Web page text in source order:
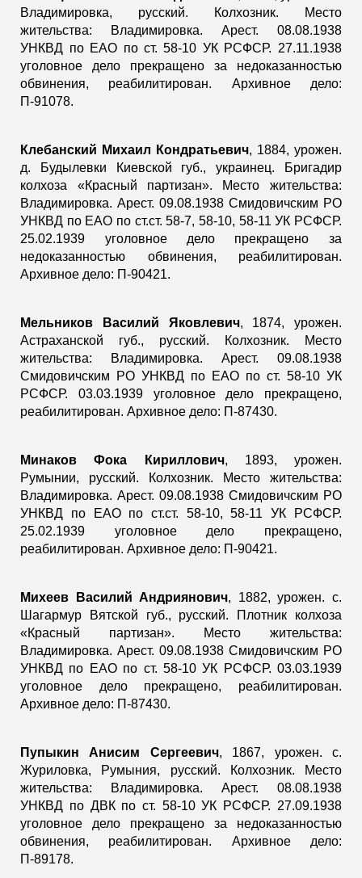
Владимировка, русский. Колхозник. Место
жительства: Владимировка. Арест. 08.08.1938
УНКВД по ЕАО по ст. 58-10 УК РСФСР. 27.11.1938
уголовное дело прекращено за недоказанностью
обвинения, реабилитирован. Архивное дело:
П-91078.
Клебанский Михаил Кондратьевич, 1884, урожен.
д. Будылевки Киевской губ., украинец. Бригадир
колхоза «Красный партизан». Место жительства:
Владимировка. Арест. 09.08.1938 Смидовичским РО
УНКВД по ЕАО по ст.ст. 58-7, 58-10, 58-11 УК РСФСР.
25.02.1939 уголовное дело прекращено за
недоказанностью обвинения, реабилитирован.
Архивное дело: П-90421.
Мельников Василий Яковлевич, 1874, урожен.
Астраханской губ., русский. Колхозник. Место
жительства: Владимировка. Арест. 09.08.1938
Смидовичским РО УНКВД по ЕАО по ст. 58-10 УК
РСФСР. 03.03.1939 уголовное дело прекращено,
реабилитирован. Архивное дело: П-87430.
Минаков Фока Кириллович, 1893, урожен.
Румынии, русский. Колхозник. Место жительства:
Владимировка. Арест. 09.08.1938 Смидовичским РО
УНКВД по ЕАО по ст.ст. 58-10, 58-11 УК РСФСР.
25.02.1939 уголовное дело прекращено,
реабилитирован. Архивное дело: П-90421.
Михеев Василий Андриянович, 1882, урожен. с.
Шагармур Вятской губ., русский. Плотник колхоза
«Красный партизан». Место жительства:
Владимировка. Арест. 09.08.1938 Смидовичским РО
УНКВД по ЕАО по ст. 58-10 УК РСФСР. 03.03.1939
уголовное дело прекращено, реабилитирован.
Архивное дело: П-87430.
Пупыкин Анисим Сергеевич, 1867, урожен. с.
Журиловка, Румыния, русский. Колхозник. Место
жительства: Владимировка. Арест. 08.08.1938
УНКВД по ДВК по ст. 58-10 УК РСФСР. 27.09.1938
уголовное дело прекращено за недоказанностью
обвинения, реабилитирован. Архивное дело:
П-89178.